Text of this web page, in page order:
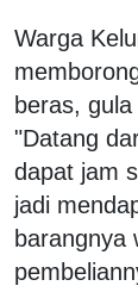
Warga
beras,
"Datang
dapat jam
jadi
barangnya